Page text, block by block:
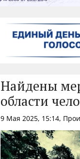
Найдены
области
9 Мая 2025, 15:14,